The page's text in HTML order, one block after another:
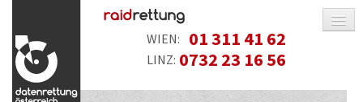
WIEN: 01 311 41 62
LINZ: 0732 23 16 56
RAID RETTUNG